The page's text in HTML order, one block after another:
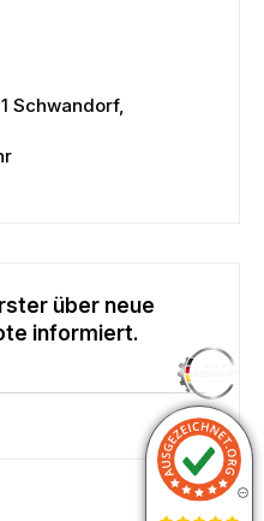
Schwandorf,
über neue
informiert.